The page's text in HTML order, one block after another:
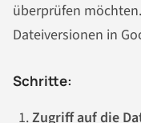
überprüfen
Dateiversionen in
Schritte:
Zugriff auf die